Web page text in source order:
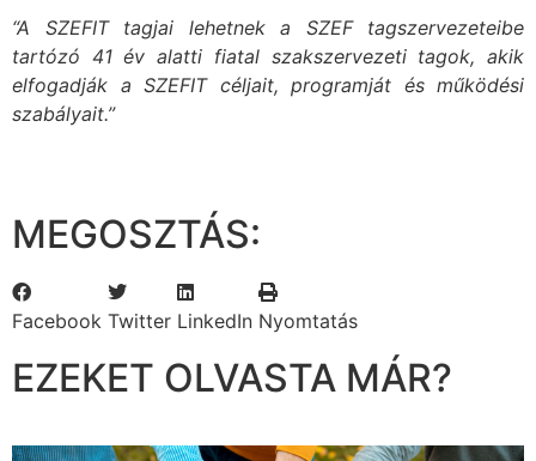
“A SZEFIT tagjai lehetnek a SZEF tagszervezeteibe
tartózó 41 év alatti fiatal szakszervezeti tagok, akik
elfogadják a SZEFIT céljait, programját és működési
szabályait.”
MEGOSZTÁS:
Facebook Twitter LinkedIn Nyomtatás
EZEKET OLVASTA MÁR?